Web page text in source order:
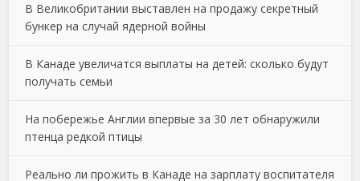
В Великобритании выставлен на продажу секретный
бункер на случай ядерной войны
В Канаде увеличатся выплаты на детей: сколько будут
получать семьи
На побережье Англии впервые за 30 лет обнаружили
птенца редкой птицы
Реально ли прожить в Канаде на зарплату воспитателя